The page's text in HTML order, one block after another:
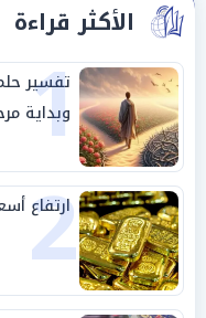
الأكثر قراءة
1
تفسير
وبداية
2
ارتفاع